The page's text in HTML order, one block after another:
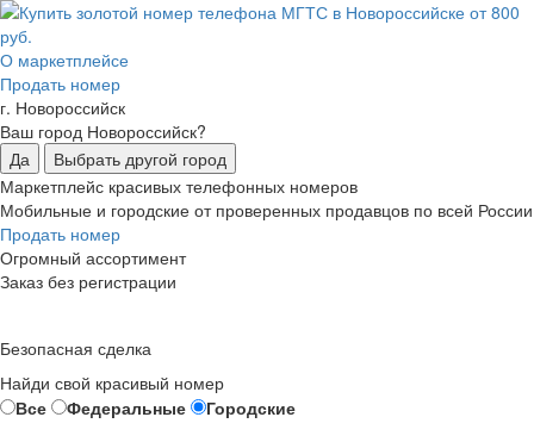
О маркетплейсе
Продать номер
г. Новороссийск
Ваш город Новороссийск?
Да
Выбрать другой город
Маркетплейс красивых телефонных номеров
Мобильные и городские от проверенных продавцов по всей России
Продать номер
Огромный ассортимент
Заказ без регистрации
Безопасная сделка
Найди свой красивый номер
Все
Федеральные
Городские